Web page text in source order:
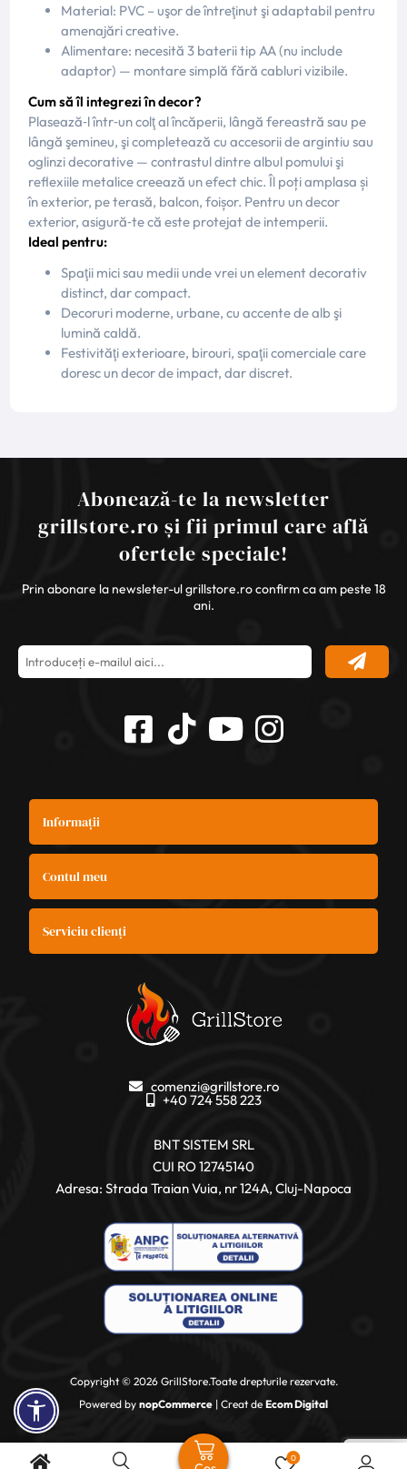
0
Material: PVC – uşor de întreţinut şi adaptabil pentru
amenajări creative.
Alimentare: necesită 3 baterii tip AA (nu include
adaptor) — montare simplă fără cabluri vizibile.
Cum să îl integrezi în decor?
Plasează‑l într‑un colţ al încăperii, lângă fereastră sau pe
lângă şemineu, şi completează cu accesorii de argintiu sau
oglinzi decorative — contrastul dintre albul pomului şi
reflexiile metalice creează un efect chic. Îl poți amplasa și
în exterior, pe terasă, balcon, foișor. Pentru un decor
exterior, asigură‐te că este protejat de intemperii.
Ideal pentru:
Spaţii mici sau medii unde vrei un element decorativ
distinct, dar compact.
Decoruri moderne, urbane, cu accente de alb şi
lumină caldă.
Festivităţi exterioare, birouri, spaţii comerciale care
doresc un decor de impact, dar discret.
Abonează-te la newsletter
grillstore.ro și fii primul care află
ofertele speciale!
Prin abonare la newsleter-ul grillstore.ro confirm ca am peste 18
ani.
Informații
Contul meu
Serviciu clienți
comenzi@grillstore.ro
+40 724 558 223
BNT SISTEM SRL
CUI RO 12745140
Adresa: Strada Traian Vuia, nr 124A, Cluj-Napoca
Copyright © 2026 GrillStore.Toate drepturile rezervate.
Powered by nopCommerce | Creat de Ecom Digital